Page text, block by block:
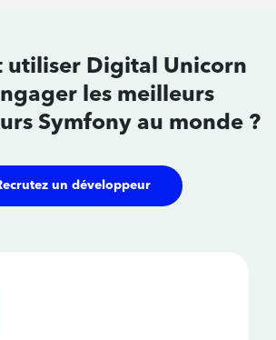
utiliser Digital Unicorn
les meilleurs
Symfony au monde ?
un développeur